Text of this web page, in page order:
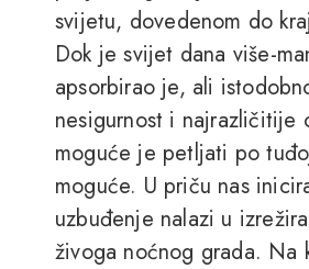
svijetu, dovedenom do
Dok je svijet dana više-
apsorbirao je, ali
nesigurnost i najrazličitije
moguće je petljati po
moguće. U priču nas
uzbuđenje nalazi u
živoga noćnog grada.